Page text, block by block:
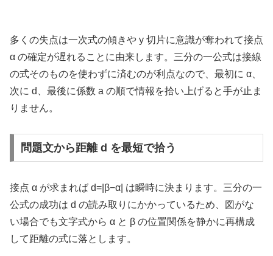
多くの失点は一次式の傾きや y 切片に意識が奪われて接点
α の確定が遅れることに由来します。三分の一公式は接線
の式そのものを使わずに済むのが利点なので、最初に α、
次に d、最後に係数 a の順で情報を拾い上げると手が止ま
りません。
問題文から距離 d を最短で拾う
接点 α が求まれば d=|β−α| は瞬時に決まります。三分の一
公式の成功は d の読み取りにかかっているため、図がな
い場合でも文字式から α と β の位置関係を静かに再構成
して距離の式に落とします。